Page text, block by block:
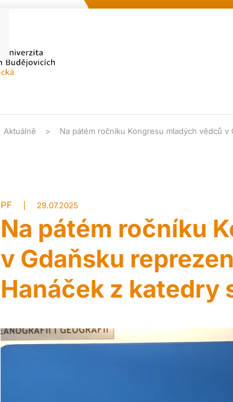
Aktuálně Na pátém ročníku Kongresu mladých vědců
PF 29.07.2025
Na pátém ročníku
v Gdaňsku
Hanáček z katedry